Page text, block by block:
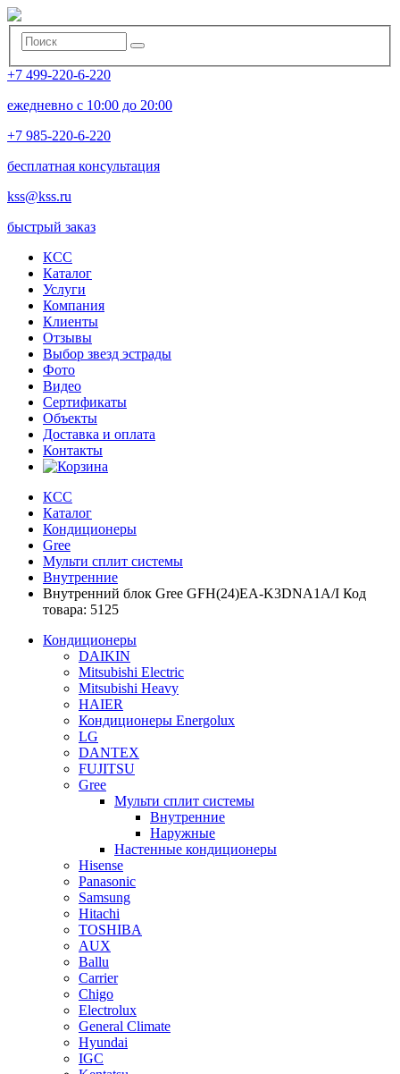
+7 499-220-6-220
ежедневно с 10:00 до 20:00
+7 985-220-6-220
бесплатная консультация
kss@kss.ru
быстрый заказ
КСС
Каталог
Услуги
Компания
Клиенты
Oтзывы
Выбор звезд эстрады
Фото
Видео
Сертификаты
Объекты
Доставка и оплата
Контакты
КСС
Каталог
Кондиционеры
Gree
Мульти сплит системы
Внутренние
Внутренний блок Gree GFH(24)EA-K3DNA1A/I Код
товара: 5125
Кондиционеры
DAIKIN
Mitsubishi Electric
Mitsubishi Heavy
HAIER
Кондиционеры Energolux
LG
DANTEX
FUJITSU
Gree
Мульти сплит системы
Внутренние
Наружные
Настенные кондиционеры
Hisense
Panasonic
Samsung
Hitachi
TOSHIBA
AUX
Ballu
Carrier
Chigo
Electrolux
General Climate
Hyundai
IGC